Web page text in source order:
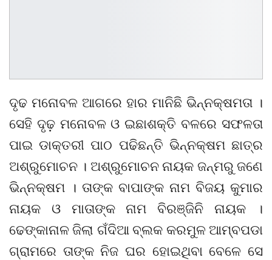
ଦୃଢ ମନୋବଳ ଆଗରେ ହାର ମାନିଛି ଭିନ୍ନକ୍ଷମତା ।
ସେହି ଦୃଢ଼ ମନୋବଳ ଓ ଇଛାଶକ୍ତି ବଳରେ ସଫଳତା
ପାଇ ଡାକ୍ତରୀ ପାଠ ପଢିଛନ୍ତି ଭିନ୍ନକ୍ଷମ ଛାତ୍ର
ଅଶ୍ରୁମୋଚନ । ଅଶ୍ରୁମୋଚନ ନାୟକ ଜନ୍ମରୁ ଜଣେ
ଭିନ୍ନକ୍ଷମ । ତାଙ୍କ ବାପାଙ୍କ ନାମ ବିଜୟ କୁମାର
ନାୟକ ଓ ମାତାଙ୍କ ନାମ ବିରଞ୍ଜିନି ନାୟକ ।
ଢେଙ୍କାନାଳ ଜିଲା ଗଁଦିଆ ବ୍ଲକ କରମୁଳ ଆମ୍ବପଡା
ଗ୍ରାମରେ ତାଙ୍କ ନିଜ ଘର ହୋଇଥିବା ବେଳେ ସେ